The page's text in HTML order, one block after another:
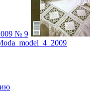
№ 9